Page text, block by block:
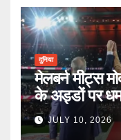
दुनिया
मेलबर्न मीट्स
के अड्डों पर
की ताकत
JULY 10, 2026